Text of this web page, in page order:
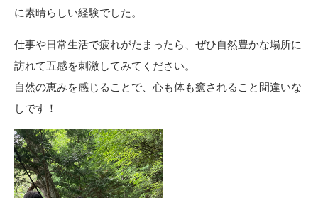
に素晴らしい経験でした。
仕事や日常生活で疲れがたまったら、ぜひ自然豊かな場所に
訪れて五感を刺激してみてください。
自然の恵みを感じることで、心も体も癒されること間違いな
しです！